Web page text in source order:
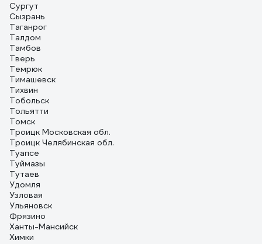
Сургут
Сызрань
Таганрог
Талдом
Тамбов
Тверь
Темрюк
Тимашевск
Тихвин
Тобольск
Тольятти
Томск
Троицк Московская обл.
Троицк Челябинская обл.
Туапсе
Туймазы
Тутаев
Удомля
Узловая
Ульяновск
Фрязино
Ханты-Мансийск
Химки